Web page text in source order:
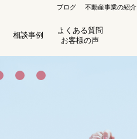
不動産事業の紹介
ブログ
市東区北40条東16丁目1-3
相談事例
よくある質問
お客様の声